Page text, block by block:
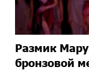
Размик
бронзовой